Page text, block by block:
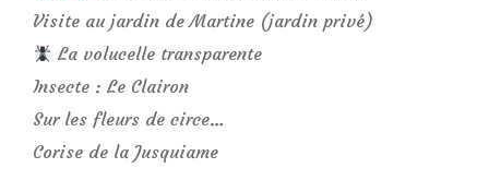
Visite au jardin de Martine (jardin privé)
La volucelle transparente
Insecte : Le Clairon
Sur les fleurs de circe…
Corise de la Jusquiame